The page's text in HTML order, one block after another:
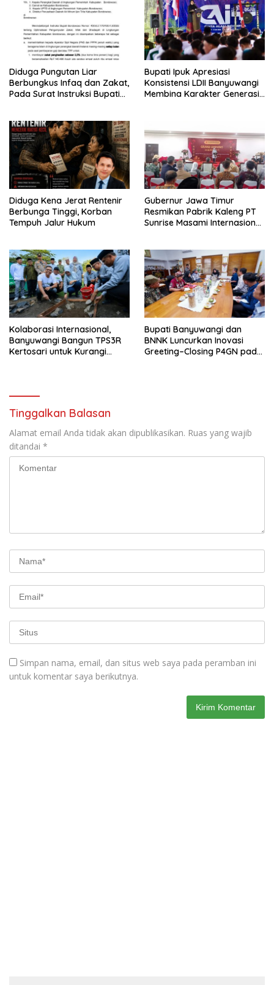
Diduga Pungutan Liar
Berbungkus Infaq dan Zakat,
Pada Surat Instruksi Bupati
Bupati Ipuk Apresiasi
Konsistensi LDII Banyuwangi
Membina Karakter Generasi
Diduga Kena Jerat Rentenir
Berbunga Tinggi, Korban
Tempuh Jalur Hukum
Gubernur Jawa Timur
Resmikan Pabrik Kaleng PT
Sunrise Masami Internasional,
Kolaborasi Internasional,
Banyuwangi Bangun TPS3R
Kertosari untuk Kurangi
Bupati Banyuwangi dan
BNNK Luncurkan Inovasi
Greeting–Closing P4GN pada
Tinggalkan Balasan
Alamat email Anda tidak akan dipublikasikan. Ruas yang wajib
ditandai *
Simpan nama, email, dan situs web saya pada peramban ini
untuk komentar saya berikutnya.